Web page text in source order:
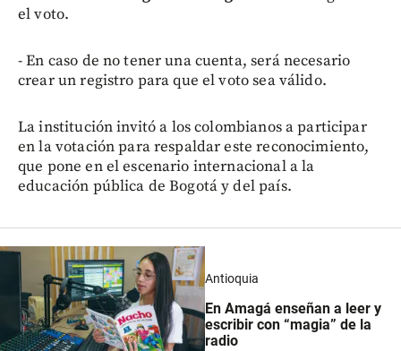
el voto.
- En caso de no tener una cuenta, será necesario
crear un registro para que el voto sea válido.
La institución invitó a los colombianos a participar
en la votación para respaldar este reconocimiento,
que pone en el escenario internacional a la
educación pública de Bogotá y del país.
Antioquia
En Amagá enseñan a leer y
escribir con “magia” de la
radio